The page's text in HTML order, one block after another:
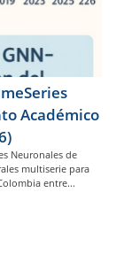
Académico
Neuronales de
multiserie para
entre...